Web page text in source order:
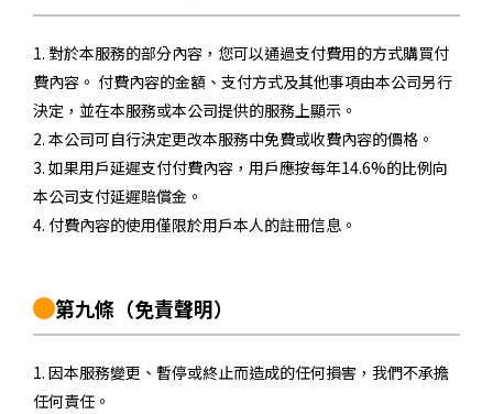
1. 對於本服務的部分內容，您可以通過支付費用的方式購買付
費內容。 付費內容的金額、支付方式及其他事項由本公司另行
決定，並在本服務或本公司提供的服務上顯示。
2. 本公司可自行決定更改本服務中免費或收費內容的價格。
3. 如果用戶延遲支付付費內容，用戶應按每年14.6%的比例向
本公司支付延遲賠償金。
4. 付費內容的使用僅限於用戶本人的註冊信息。
第九條 （免責聲明）
1. 因本服務變更、暫停或終止而造成的任何損害，我們不承擔
任何責任。